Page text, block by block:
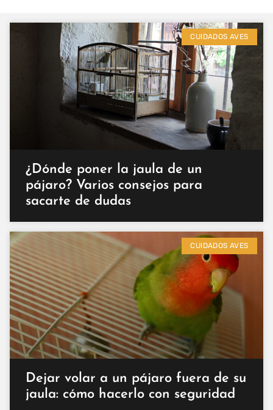
CUIDADOS AVES
¿Dónde poner la jaula de un
pájaro? Varios consejos para
sacarte de dudas
CUIDADOS AVES
Dejar volar a un pájaro fuera de su
jaula: cómo hacerlo con seguridad